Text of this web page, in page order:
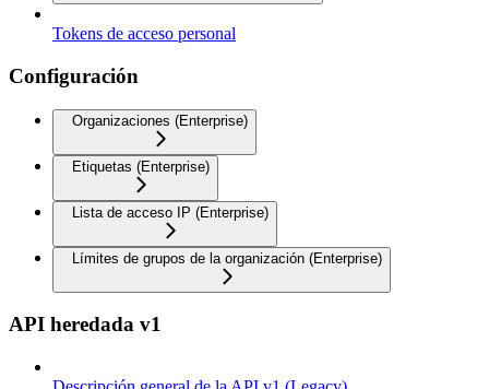
Tokens de acceso personal
Configuración
Organizaciones (Enterprise)
Etiquetas (Enterprise)
Lista de acceso IP (Enterprise)
Límites de grupos de la organización (Enterprise)
API heredada v1